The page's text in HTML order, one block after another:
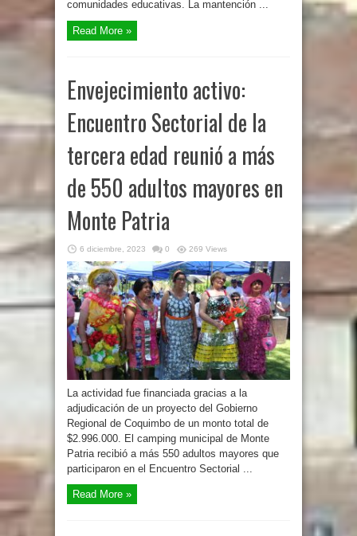
comunidades educativas. La mantención ...
Read More »
Envejecimiento activo:
Encuentro Sectorial de la
tercera edad reunió a más
de 550 adultos mayores en
Monte Patria
6 diciembre, 2023 0 269 Views
La actividad fue financiada gracias a la
adjudicación de un proyecto del Gobierno
Regional de Coquimbo de un monto total de
$2.996.000. El camping municipal de Monte
Patria recibió a más 550 adultos mayores que
participaron en el Encuentro Sectorial ...
Read More »